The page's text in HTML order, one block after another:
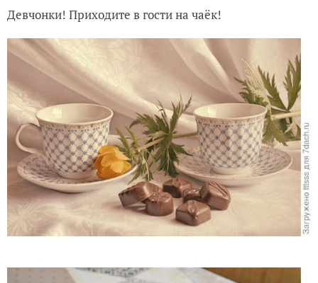
Девчонки! Приходите в гости на чаёк!